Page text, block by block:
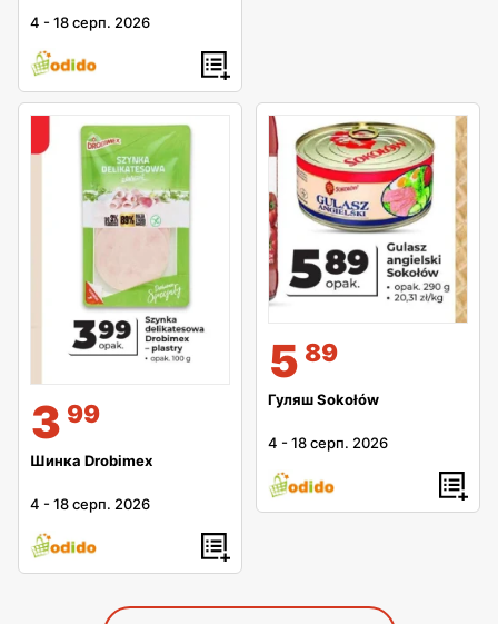
4 -18 серп. 2026
3 99
Шинка Drobimex
4 -18 серп. 2026
5 89
Гуляш Sokołów
4 -18 серп. 2026